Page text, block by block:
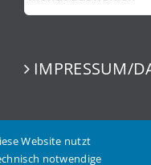
IMPRESSUM/
Website nutzt
notwendige